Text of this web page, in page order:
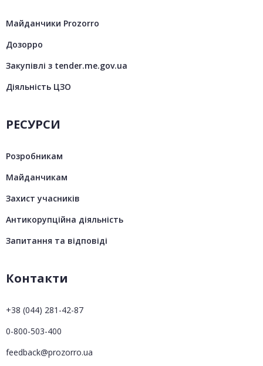
Майданчики Prozorro
Дозорро
Закупівлі з tender.me.gov.ua
Діяльність ЦЗО
РЕСУРСИ
Розробникам
Майданчикам
Захист учасників
Антикорупційна діяльність
Запитання та відповіді
Контакти
+38 (044) 281-42-87
0-800-503-400
feedback@prozorro.ua